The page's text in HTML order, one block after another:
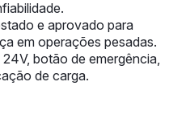
e aprovado para
em operações pesadas.
24V, botão de emergência,
de carga.